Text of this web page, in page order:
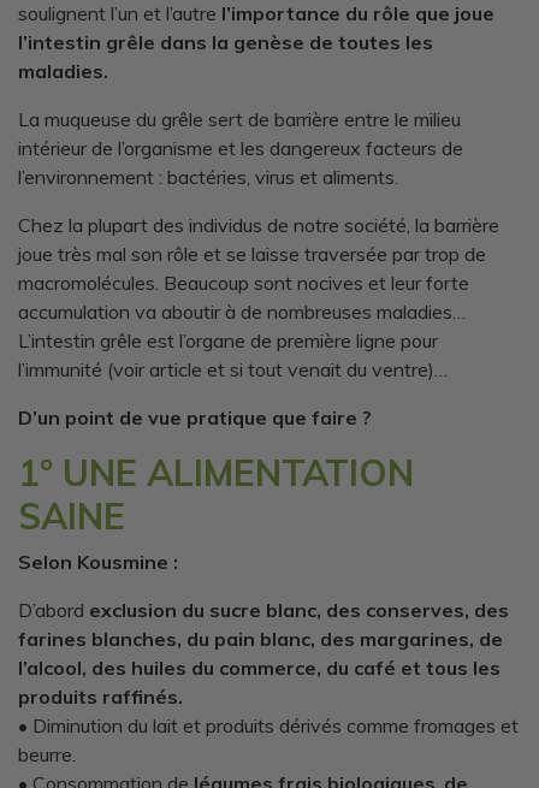
soulignent l’un et l’autre l’importance du rôle que joue
l’intestin grêle dans la genèse de toutes les
maladies.
La muqueuse du grêle sert de barrière entre le milieu
intérieur de l’organisme et les dangereux facteurs de
l’environnement : bactéries, virus et aliments.
Chez la plupart des individus de notre société, la barrière
joue très mal son rôle et se laisse traversée par trop de
macromolécules. Beaucoup sont nocives et leur forte
accumulation va aboutir à de nombreuses maladies…
L’intestin grêle est l’organe de première ligne pour
l’immunité (voir article et si tout venait du ventre)…
D’un point de vue pratique que faire ?
1° UNE ALIMENTATION
SAINE
Selon Kousmine :
D’abord exclusion du sucre blanc, des conserves, des
farines blanches, du pain blanc, des margarines, de
l’alcool, des huiles du commerce, du café et tous les
produits raffinés.
• Diminution du lait et produits dérivés comme fromages et
beurre.
• Consommation de légumes frais biologiques de